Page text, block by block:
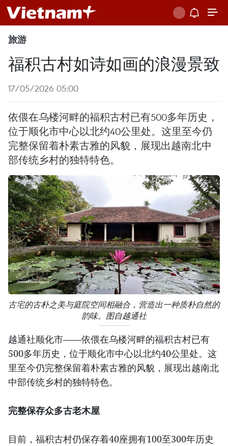
旅游
福积古村如诗如画的浪漫景致
17/05/2026 05:00
依偎在乌楼河畔的福积古村已有500多年历史，
位于顺化市中心以北约40公里处。这里至今仍
完整保留着朴素古雅的风貌，展现出越南北中
部传统乡村的独特特色。
古宅的古朴之美与庭院空间相融合，营造出一种质朴自然的
韵味。图自越通社
越通社顺化市——依偎在乌楼河畔的福积古村已有
500多年历史，位于顺化市中心以北约40公里处。这
里至今仍完整保留着朴素古雅的风貌，展现出越南北
中部传统乡村的独特特色。
完整保存众多古老木屋
目前，福积古村仍保存着40座拥有100至300年历史